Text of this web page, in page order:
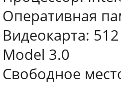
Оперативная
Видеокарта:
Model 3.0
Свободное